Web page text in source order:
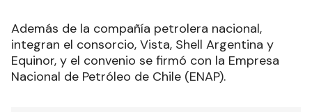
Además de la compañía petrolera nacional,
integran el consorcio, Vista, Shell Argentina y
Equinor, y el convenio se firmó con la Empresa
Nacional de Petróleo de Chile (ENAP).